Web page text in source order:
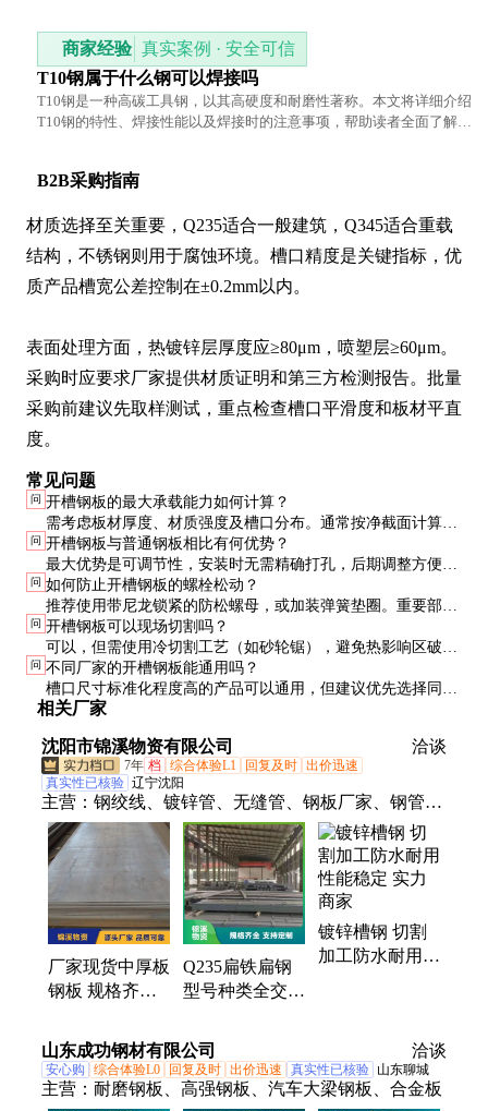
商家经验 真实案例 · 安全可信
T10钢属于什么钢可以焊接吗
T10钢是一种高碳工具钢，以其高硬度和耐磨性著称。本文将详细介绍
T10钢的特性、焊接性能以及焊接时的注意事项，帮助读者全面了解这
B2B采购指南
材质选择至关重要，Q235适合一般建筑，Q345适合重载
结构，不锈钢则用于腐蚀环境。槽口精度是关键指标，优
质产品槽宽公差控制在±0.2mm以内。
表面处理方面，热镀锌层厚度应≥80μm，喷塑层≥60μm。
采购时应要求厂家提供材质证明和第三方检测报告。批量
采购前建议先取样测试，重点检查槽口平滑度和板材平直
度。
常见问题
问 开槽钢板的最大承载能力如何计算？
需考虑板材厚度、材质强度及槽口分布。通常按净截面计算，
安全系数取1.5-2.0。建议咨询专业工程师或参考GB 50017标准
进行计算。
问 开槽钢板与普通钢板相比有何优势？
最大优势是可调节性，安装时无需精确打孔，后期调整方便。
此外，标准化生产质量更稳定，施工效率可提高30%以上。
问 如何防止开槽钢板的螺栓松动？
推荐使用带尼龙锁紧的防松螺母，或加装弹簧垫圈。重要部位
可采用双螺母紧固，并定期检查扭矩。
问 开槽钢板可以现场切割吗？
可以，但需使用冷切割工艺（如砂轮锯），避免热影响区破坏
材质性能。切割后需对切口进行防锈处理。
问 不同厂家的开槽钢板能通用吗？
槽口尺寸标准化程度高的产品可以通用，但建议优先选择同一
厂家的配套产品，确保尺寸完全匹配。
相关厂家
沈阳市锦溪物资有限公司 洽谈
7年 档 综合体验L1 回复及时 出价迅速
真实性已核验 辽宁沈阳
主营： 钢绞线、镀锌管、无缝管、钢板厂家、钢管
桩、薄壁管、螺旋管、方管无缝、角铁钢材、钢材焊
管、无缝钢管、热轧扁钢、圆形锚具、直缝焊管、镀
锌方管、不锈钢焊管、焊管大口径、热镀锌角钢、槽
钢耐高温、方管大口径、锦溪不锈钢、扁钢不锈钢
厂家现货中厚板
钢板 规格齐全
好 高强度
Q235扁铁扁钢
型号种类全交货
定
镀锌槽钢 切割
加工防水耐用性
山东成功钢材有限公司 洽谈
安心购 综合体验L0 回复及时 出价迅速 真实性已核验 山东聊城
主营： 耐磨钢板、高强钢板、汽车大梁钢板、合金板